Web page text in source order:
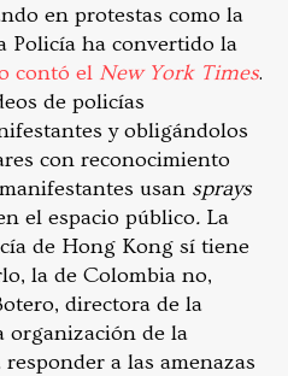
en protestas como la
Policía ha convertido la
contó el New York Times.
de policías
y obligándolos
con reconocimiento
usan sprays
el espacio público. La
de Hong Kong sí tiene
la de Colombia no,
directora de la
organización de la
a las amenazas